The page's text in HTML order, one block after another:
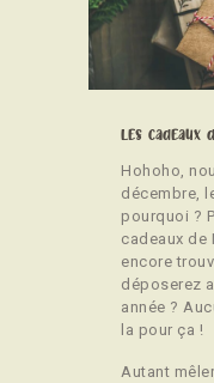
Les cadeaux
Hohoho,
décembre,
pourquoi ?
cadeaux de
encore
déposerez
année ?
la pour ça !
Autant